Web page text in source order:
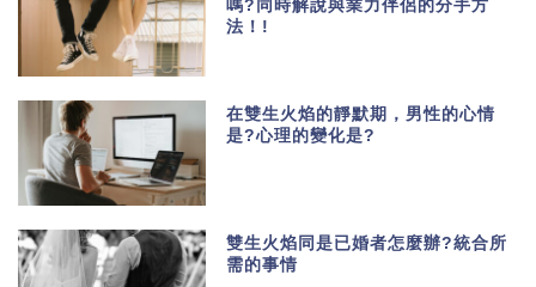
嗎?同時解說與業力伴侶的分手方
法！!
在雙生火焰的靜默期，男性的心情
是?心理的變化是?
雙生火焰同是已婚者怎麼辦?統合所
需的事情